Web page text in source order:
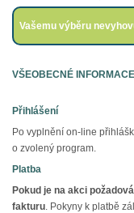
Vašemu výběru
VŠEOBECNÉ
Přihlášení
Po vyplnění on-line
o zvolený program.
Platba
Pokud je na akci
fakturu. Pokyny k platbě